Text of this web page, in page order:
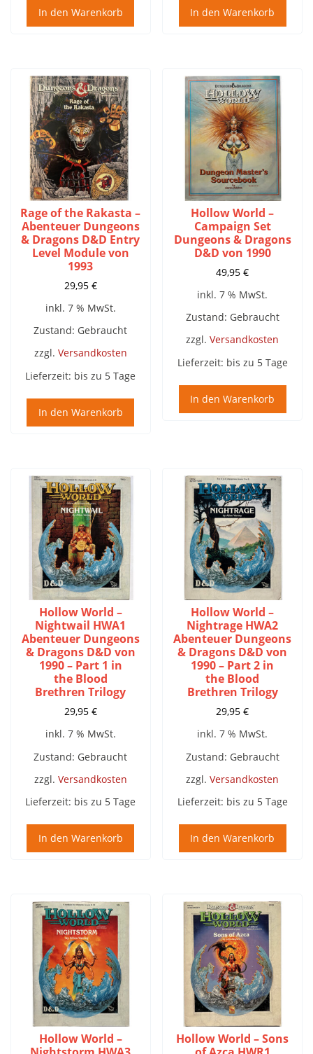
In den Warenkorb In den Warenkorb
Rage of the Rakasta –
Abenteuer Dungeons
& Dragons D&D Entry
Level Module von
1993
29,95 €
inkl. 7 % MwSt.
Zustand: Gebraucht
zzgl. Versandkosten
Lieferzeit: bis zu 5 Tage
In den Warenkorb
Hollow World –
Campaign Set
Dungeons & Dragons
D&D von 1990
49,95€
inkl. 7 % MwSt.
Zustand: Gebraucht
zzgl.Versandkosten
Lieferzeit: bis zu 5 Tage
In den Warenkorb
Hollow World –
Nightwail HWA1
Abenteuer Dungeons
& Dragons D&D von
1990 – Part 1 in
the Blood
Brethren Trilogy
29,95 €
inkl. 7 % MwSt.
Zustand: Gebraucht
zzgl. Versandkosten
Lieferzeit: bis zu 5 Tage
In den Warenkorb
Hollow World –
Nightrage HWA2
Abenteuer Dungeons
& Dragons D&D von
1990 – Part 2 in
the Blood
Brethren Trilogy
29,95€
inkl. 7 % MwSt.
Zustand: Gebraucht
zzgl.Versandkosten
Lieferzeit: bis zu 5 Tage
In den Warenkorb
Hollow World –
Hollow World – Sons